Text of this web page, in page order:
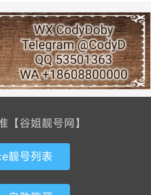
谷姐靓号网】
靓号列表